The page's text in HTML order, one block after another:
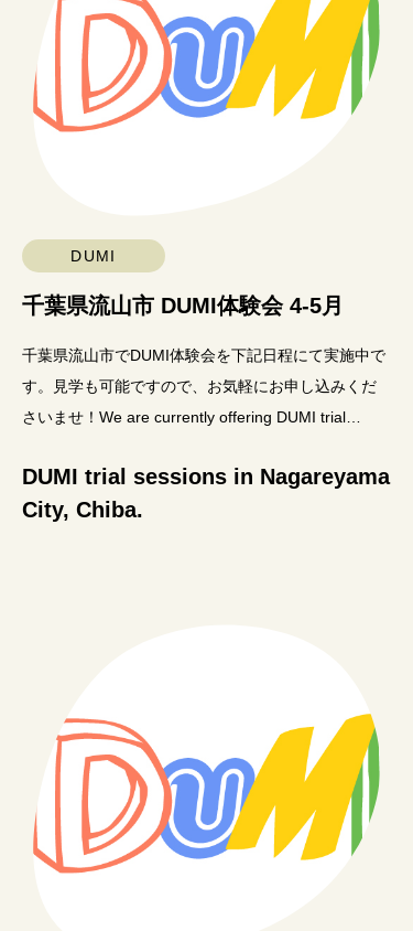
利用規約
プライバシーポリシー
特定商取引法に関する記載
DUMI
千葉県流山市 DUMI体験会 4-5月
千葉県流山市でDUMI体験会を下記日程にて実施中で
す。見学も可能ですので、お気軽にお申し込みくだ
さいませ！We are currently offering DUMI trial
DUMI trial sessions in Nagareyama
City, Chiba.